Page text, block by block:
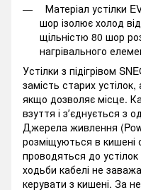
Матеріал устілки
шор ізолює холод
щільністю 80 шор
нагрівального
Устілки з підігрівом
замість старих
якщо дозволяє місце.
взуття і зʼєднується з
Джерела живлення
розміщуються в кишені
проводяться до
ходьби кабелі не
керувати з кишені. За